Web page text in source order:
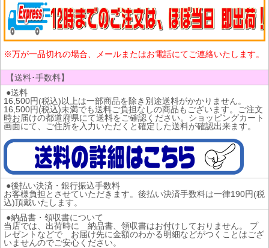
※万が一品切れの場合、メールまたはお電話にてご連絡いたします。
【送料･手数料】
●送料
16,500円(税込)以上は一部商品を除き別途送料がかかりません。
16,500円(税込)未満でも送料ご負担なしの商品もございます。ご注文
時お届けの都道府県にて送料をご確認ください。ショッピングカート
画面にて、ご住所を入力いただくと確定した送料が確認出来ます。
●後払い決済・銀行振込手数料
お客様負担とさせていただきます。後払い決済手数料は一律190円(税
込)頂戴いたします。
●納品書・領収書について
当店では、出荷時に 納品書、領収書はお付けしておりません。 プ
レゼントなどで お届け先に金額のわかる明細などがつくことはござ
いませんのでご安心ください。